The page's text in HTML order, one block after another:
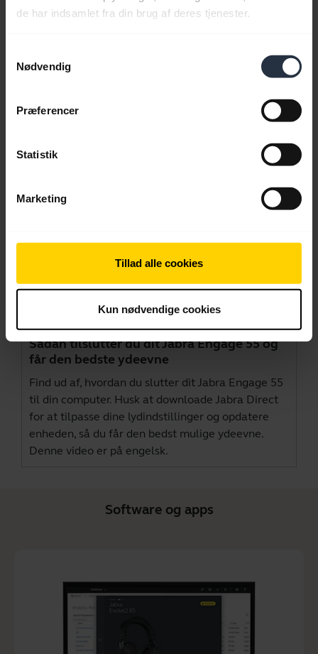
de har indsamlet fra din brug af deres tjenester.
Nødvendig
Præferencer
Statistik
Marketing
Tillad alle cookies
Kun nødvendige cookies
Download
2.66 MB - pdf
Sådan tilslutter du dit Jabra Engage 55 og
får den bedste ydeevne
Find ud af, hvordan du slutter dit Jabra Engage 55
til din computer. Husk at downloade Jabra Direct
for at tilpasse dine lydindstillinger og opdatere
enheden, så du får den bedst mulige ydeevne.
Denne video er på engelsk.
Software og apps